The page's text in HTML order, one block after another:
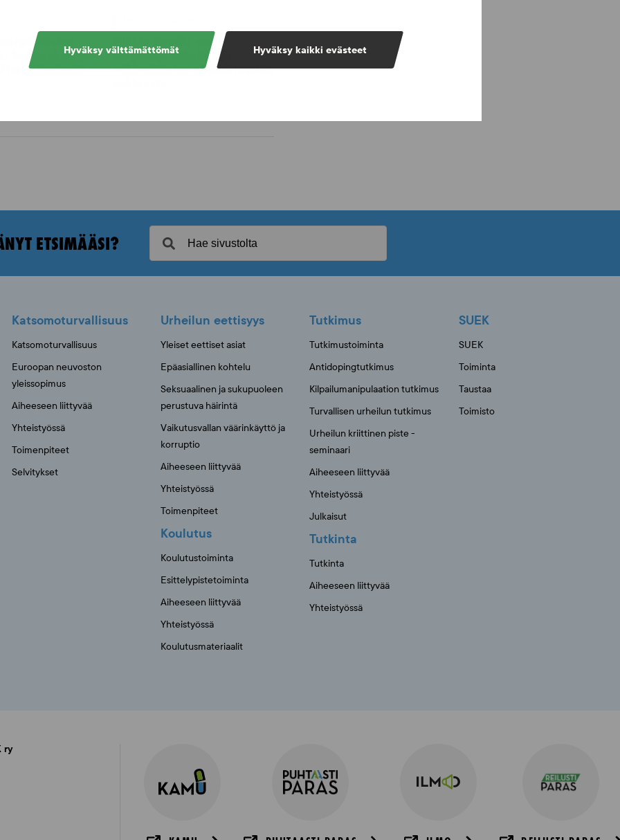
Hyväksy kaikki evästeet
Hyväksy välttämättömät
kysymyksiä ja
ratkaisusta
SUEKin sivuilla uusi
blogisarja urheilun ja
väkivaltaisten alakulttuurien
ETSIMÄÄSI?
Katsomoturvallisuus
Katsomoturvallisuus
Euroopan neuvoston
yleissopimus
Aiheeseen liittyvää
Yhteistyössä
Toimenpiteet
Selvitykset
Urheilun eettisyys
Yleiset eettiset asiat
Epäasiallinen kohtelu
Seksuaalinen ja sukupuoleen
perustuva häirintä
Vaikutusvallan väärinkäyttö ja
korruptio
Aiheeseen liittyvää
Yhteistyössä
Toimenpiteet
Koulutus
Koulutustoiminta
Esittelypistetoiminta
Aiheeseen liittyvää
Yhteistyössä
Koulutusmateriaalit
Tutkimus
Tutkimustoiminta
Antidopingtutkimus
Kilpailumanipulaation tutkimus
Turvallisen urheilun tutkimus
Urheilun kriittinen piste -
seminaari
Aiheeseen liittyvää
Yhteistyössä
Julkaisut
Tutkinta
Tutkinta
Aiheeseen liittyvää
Yhteistyössä
SUEK
SUEK
Toiminta
Taustaa
Toimisto
ry